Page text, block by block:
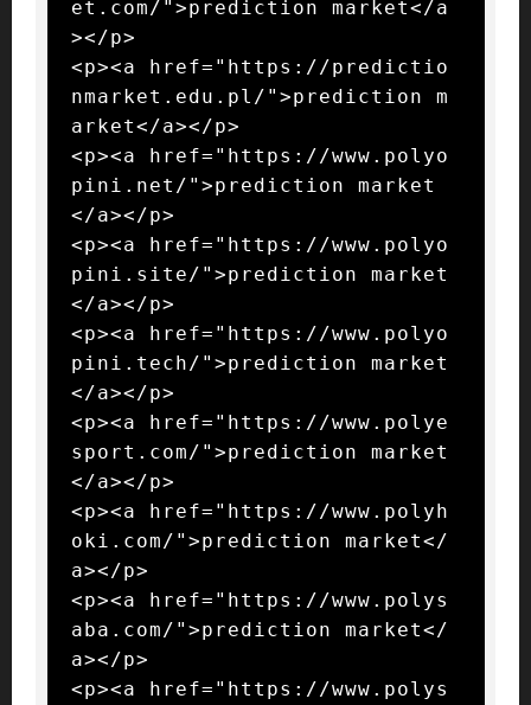
et.com/">prediction market</a
></p>
<p><a href="https://predictio
nmarket.edu.pl/">prediction m
arket</a></p>
<p><a href="https://www.polyo
pini.net/">prediction market
</a></p>
<p><a href="https://www.polyo
pini.site/">prediction market
</a></p>
<p><a href="https://www.polyo
pini.tech/">prediction market
</a></p>
<p><a href="https://www.polye
sport.com/">prediction market
</a></p>
<p><a href="https://www.polyh
oki.com/">prediction market</
a></p>
<p><a href="https://www.polys
aba.com/">prediction market</
a></p>
<p><a href="https://www.polys